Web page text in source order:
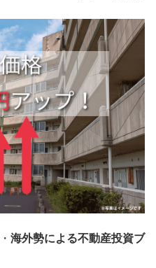
・ 海外勢による不動産投資ブ